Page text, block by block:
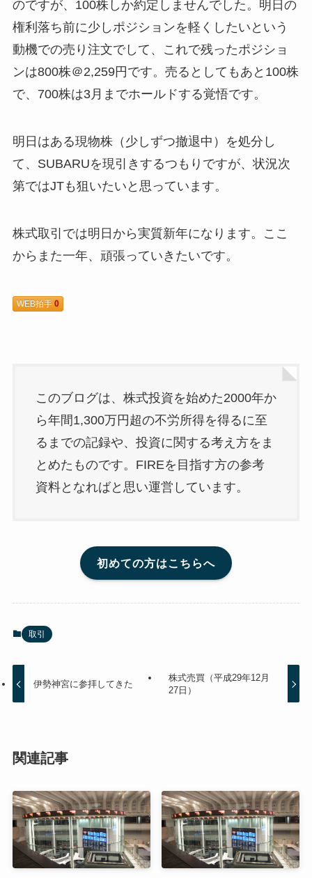
のですが、100株しか約定しませんでした。明日の
権利落ち前に少しポジションを軽くしたいという
動機での売り注文でして、これで残ったポジショ
ンは800株＠2,259円です。売るとしてもあと100株
で、700株は3月までホールドする覚悟です。
明日はある現物株（少しずつ撤退中）を処分し
て、SUBARUを現引きするつもりですが、状況次
第ではJTも狙いたいと思っています。
株式取引では明日から実質新年になります。ここ
からまた一年、頑張っていきたいです。
WEB拍手 0
このブログは、株式投資を始めた2000年か
ら年間1,300万円超の不労所得を得るに至
るまでの記録や、投資に関する考え方をま
とめたものです。FIREを目指す方の参考
資料となればと思い運営しています。
初めての方はこちらへ
取引
伊勢神宮に参拝してきた
株式売買（平成29年12月
27日）
関連記事